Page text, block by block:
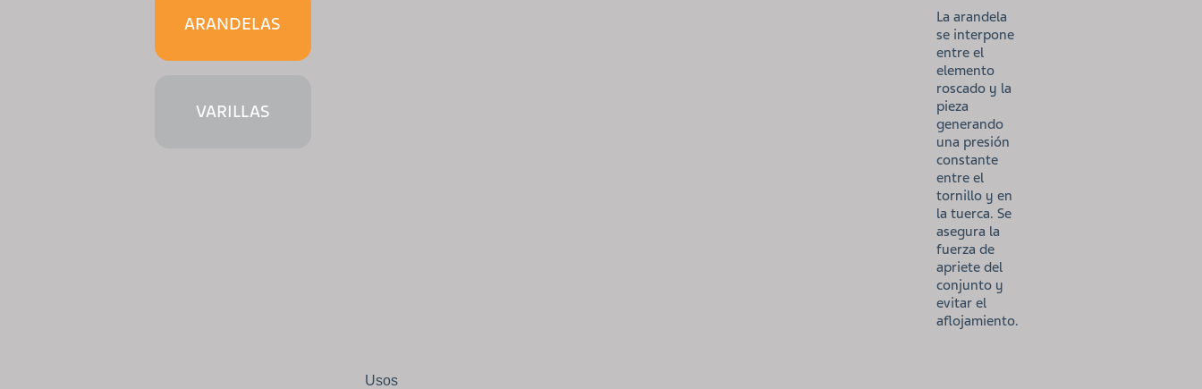
ARANDELAS
VARILLAS
La arandela
se interpone
entre el
elemento
roscado y la
pieza
generando
una presión
constante
entre el
tornillo y en
la tuerca. Se
asegura la
fuerza de
apriete del
conjunto y
evitar el
aflojamiento.
Usos